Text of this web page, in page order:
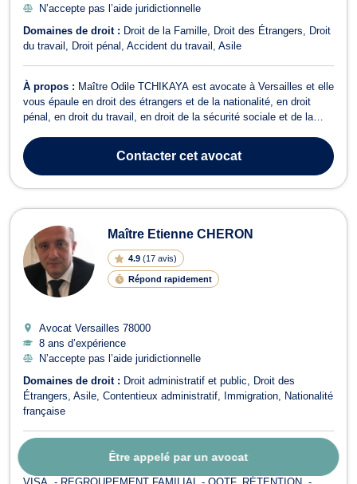
Être appelé par un avocat
N’accepte pas l’aide juridictionnelle
Domaines de droit : Droit de la Famille Droit des Étrangers
Droit
du travail
Droit pénal Accident du travail Asile
À propos : Maître Odile TCHIKAYA est avocate à Versailles et elle
vous épaule en droit des étrangers et de la nationalité, en droit
pénal, en droit du travail, en droit de la sécurité sociale et de la
vous propose son savoir-faire en droit des étrangers et de la
natio...
Contactercet avocat
Maître Etienne CHERON
4.9 (17 avis)
Répond rapidement
Avocat Versailles 78000
8 ans d’expérience
N’accepte pas l’aide juridictionnelle
Domaines de droit : Droit administratif et public
Droit des
Étrangers Asile Contentieux administratif Immigration
Nationalité
française
Maître Etienne CHERON intervient principalement en
droit administratif et en droit des étrangers. - NATIONALITÉ, -